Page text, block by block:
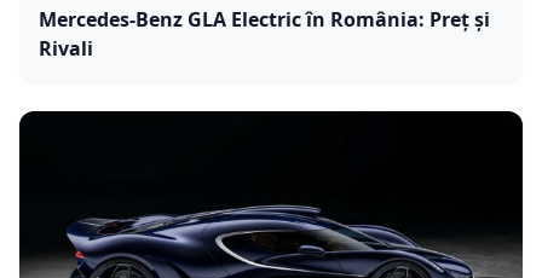
Mercedes-Benz GLA Electric în România: Preț și
Rivali